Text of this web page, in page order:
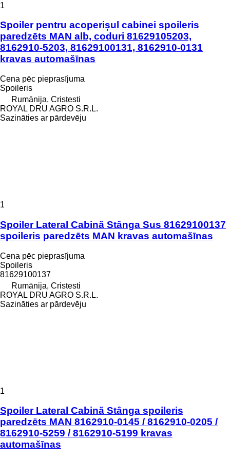
1
Spoiler pentru acoperișul cabinei spoileris
paredzēts MAN alb, coduri 81629105203,
8162910-5203, 81629100131, 8162910-0131
kravas automašīnas
Cena pēc pieprasījuma
Spoileris
Rumānija, Cristesti
ROYAL DRU AGRO S.R.L.
Sazināties ar pārdevēju
1
Spoiler Lateral Cabină Stânga Sus 81629100137
spoileris paredzēts MAN kravas automašīnas
Cena pēc pieprasījuma
Spoileris
81629100137
Rumānija, Cristesti
ROYAL DRU AGRO S.R.L.
Sazināties ar pārdevēju
1
Spoiler Lateral Cabină Stânga spoileris
paredzēts MAN 8162910-0145 / 8162910-0205 /
8162910-5259 / 8162910-5199 kravas
automašīnas